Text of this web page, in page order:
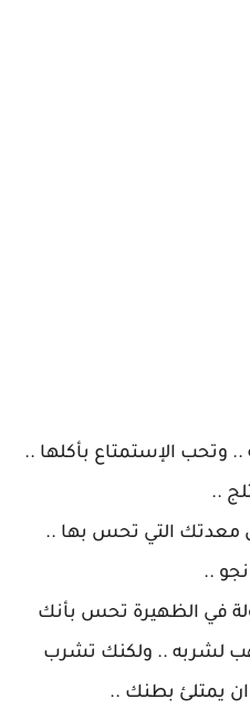
وتحب الإستمتاع بأكلها ..
..
معدتك التي تحس بها ..
..
في الظهيرة تحس بأنك
لشربه .. ولكنك تشرب
يمتلئ بطنك ..